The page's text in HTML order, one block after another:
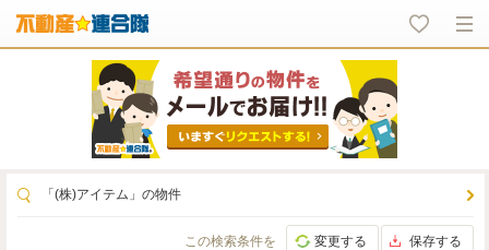
「(株)アイテム」の物件
この検索条件を 変更する 保存する